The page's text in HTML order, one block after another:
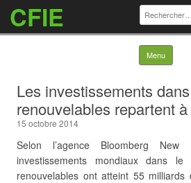
CFIE
Menu
Les investissements
renouvelables repartent
15 octobre 2014
Selon l’agence Bloomberg
investissements mondiaux dans
renouvelables ont atteint 55